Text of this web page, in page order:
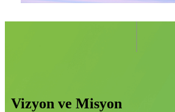
Vizyon ve Misyon